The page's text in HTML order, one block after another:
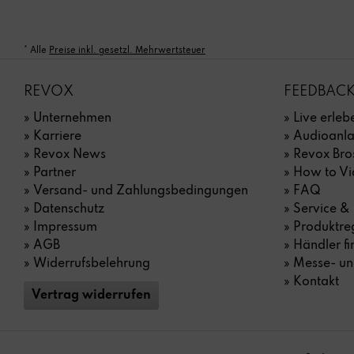
* Alle Preise inkl. gesetzl. Mehrwertsteuer
REVOX
» Unternehmen
» Karriere
» Revox News
» Partner
» Versand- und Zahlungs­bedingungen
» Datenschutz
» Impressum
» AGB
» Widerrufsbelehrung
Vertrag widerrufen
» Live
»
» Revox
» How to
» FAQ
» Service
»
» Händler
» Messe-
» Kontakt